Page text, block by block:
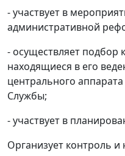
- участвует в
административной
- осуществляет подбор
находящиеся в его
центрального
Службы;
- участвует в
Организует контроль и